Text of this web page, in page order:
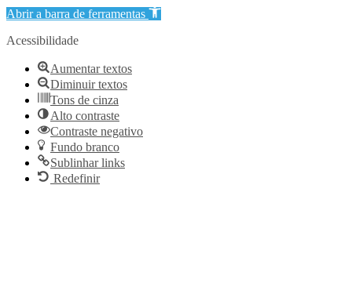
Abrir a barra de ferramentas
Acessibilidade
Aumentar textos
Diminuir textos
Tons de cinza
Alto contraste
Contraste negativo
Fundo branco
Sublinhar links
Redefinir